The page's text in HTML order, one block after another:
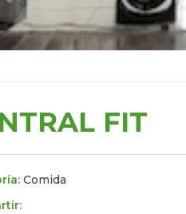
FIT
Comida